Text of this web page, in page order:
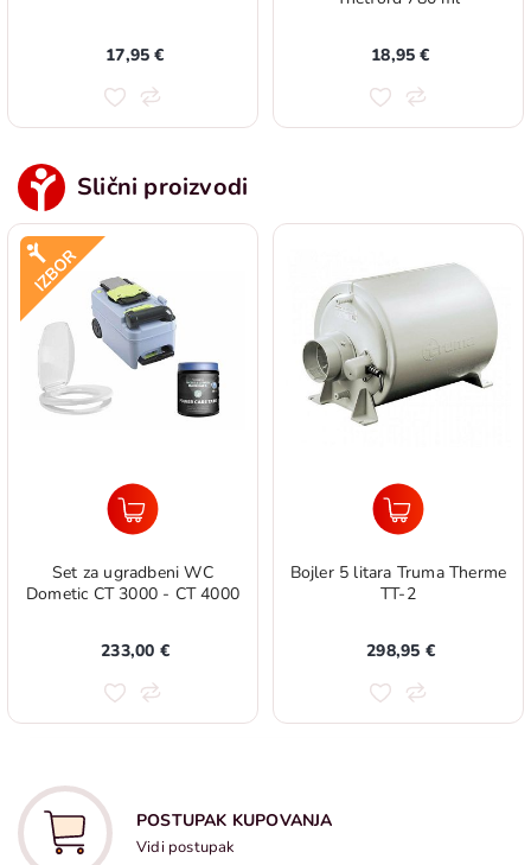
17,95 € 18,95 €
Slični proizvodi
Set za ugradbeni WC
Dometic CT 3000 - CT 4000
233,00 €
Bojler 5 litara Truma Therme
TT-2
298,95 €
POSTUPAK KUPOVANJA
Vidi postupak